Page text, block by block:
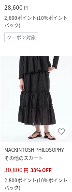
28,600 円
2,600ポイント(10%ポイント
バック)
クーポン対象
MACKINTOSH PHILOSOPHY
その他のスカート
30,800 円 33%OFF
2,800ポイント(10%ポイント
バック)